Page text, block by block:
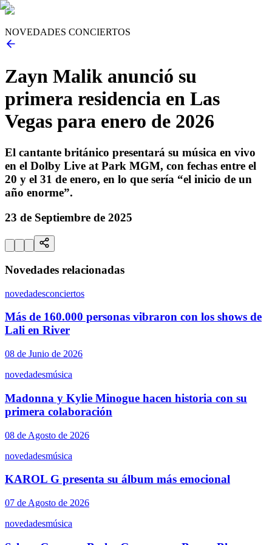
NOVEDADES CONCIERTOS
Zayn Malik anunció su
primera residencia en Las
Vegas para enero de 2026
El cantante británico presentará su música en vivo
en el Dolby Live at Park MGM, con fechas entre el
20 y el 31 de enero, en lo que sería “el inicio de un
año enorme”.
23 de Septiembre de 2025
Novedades relacionadas
novedadesconciertos
Más de 160.000 personas vibraron con los shows de
Lali en River
08 de Junio de 2026
novedadesmúsica
Madonna y Kylie Minogue hacen historia con su
primera colaboración
08 de Agosto de 2026
novedadesmúsica
KAROL G presenta su álbum más emocional
07 de Agosto de 2026
novedadesmúsica